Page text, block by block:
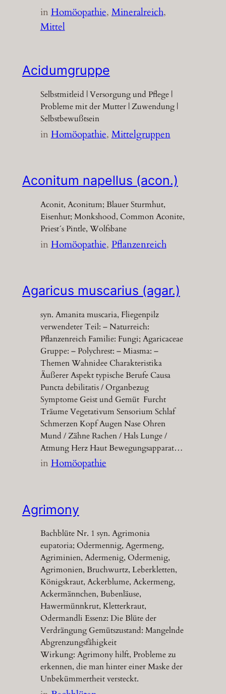
inHomöopathie, Mineralreich
Mittel
Acidumgruppe
Selbstmitleid | Versorgung und Pflege |
Probleme mit der Mutter | Zuwendung |
Selbstbewußtsein
inHomöopathie, Mittelgruppen
Aconitum napellus (acon.)
Aconit, Aconitum; Blauer Sturmhut,
Eisenhut; Monkshood, Common Aconite,
Priest´s Pintle, Wolfsbane
inHomöopathie, Pflanzenreich
Agaricus muscarius (agar.)
syn. Amanita muscaria, Fliegenpilz
verwendeter Teil: – Naturreich:
Pflanzenreich Familie: Fungi; Agaricaceae
Gruppe: – Polychrest: – Miasma: –
Themen Wahnidee Charakteristika
Äußerer Aspekt typische Berufe Causa
Puncta debilitatis / Organbezug
Symptome Geist und Gemüt Furcht
Träume Vegetativum Sensorium Schlaf
Schmerzen Kopf Augen Nase Ohren
Mund / Zähne Rachen / Hals Lunge /
Atmung Herz Haut Bewegungsapparat…
inHomöopathie
Agrimony
Bachblüte Nr. 1 syn. Agrimonia
eupatoria; Odermennig, Agermeng,
Agriminien, Adermenig, Odermenig,
Agrimonien, Bruchwurtz, Leberkletten,
Königskraut, Ackerblume, Ackermeng,
Ackermännchen, Bubenläuse,
Hawermünnkrut, Kletterkraut,
Odermandli Essenz: Die Blüte der
Verdrängung Gemütszustand: Mangelnde
Abgrenzungsfähigkeit
Wirkung: Agrimony hilft, Probleme zu
erkennen, die man hinter einer Maske der
Unbekümmertheit versteckt.